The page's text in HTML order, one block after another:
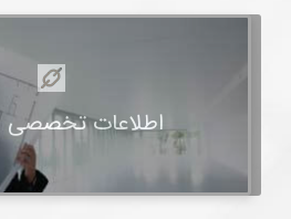
اطلاعات تخصصی UPVC